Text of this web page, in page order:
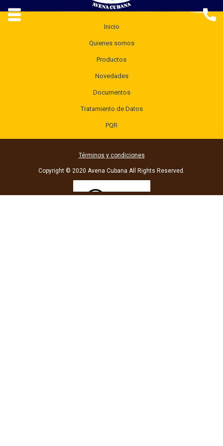
Inicio
Quienes somos
Productos
Novedades
Documentos
Tratamiento de Datos
PQR
Términos y condiciones
Copyright © 2020 Avena Cubana All Rights Reserved.